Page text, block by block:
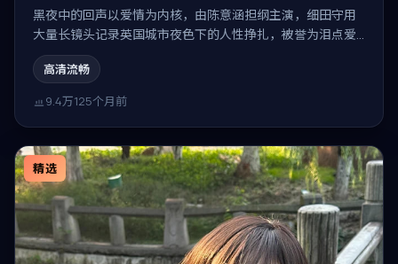
黑夜中的回声以爱情为内核，由陈意涵担纲主演，细田守用
大量长镜头记录英国城市夜色下的人性挣扎，被誉为泪点爱
情力作。
高清流畅
9.4万125个月前
精选